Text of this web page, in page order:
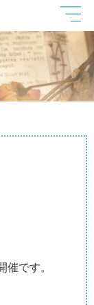
です。